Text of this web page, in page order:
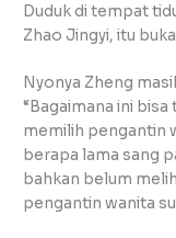
Duduk di tempat
Zhao Jingyi, itu
Nyonya Zheng
“Bagaimana ini
memilih pengantin
berapa lama sang
bahkan belum
pengantin wanita